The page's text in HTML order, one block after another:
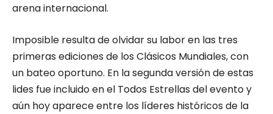
arena internacional.
Imposible resulta de olvidar su labor en las tres
primeras ediciones de los Clásicos Mundiales, con
un bateo oportuno. En la segunda versión de estas
lides fue incluido en el Todos Estrellas del evento y
aún hoy aparece entre los líderes históricos de la